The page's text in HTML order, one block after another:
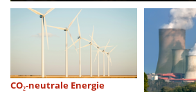
CO₂-neutrale Energie